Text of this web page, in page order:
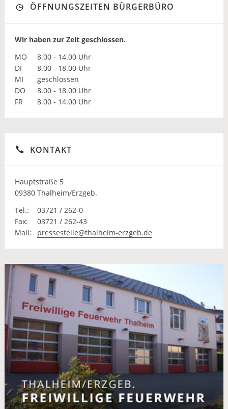
ÖFFNUNGSZEITEN BÜRGERBÜRO
Wir haben zur Zeit geschlossen.
MO
8.00 - 14.00 Uhr
DI
8.00 - 18.00 Uhr
MI
geschlossen
DO
8.00 - 18.00 Uhr
FR
8.00 - 14.00 Uhr
KONTAKT
Hauptstraße 5
09380 Thalheim/Erzgeb.
Tel.:
03721 / 262-0
Fax:
03721 / 262-43
Mail:
pressestelle@thalheim-erzgeb.de